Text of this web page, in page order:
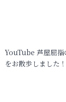
YouTube 芦屋屈指
をお散歩しました！